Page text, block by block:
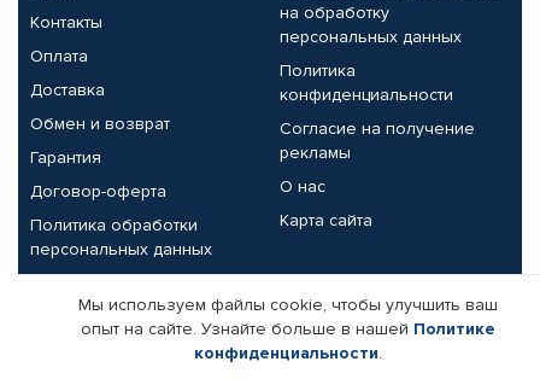
Контакты
Оплата
Доставка
Обмен и возврат
Гарантия
Договор-оферта
Политика обработки
персональных данных
на обработку
персональных данных
Политика
конфиденциальности
Согласие на получение
рекламы
О нас
Карта сайта
Партнерам
Корпоративным клиентам
Реквизиты компании
Мы используем файлы cookie, чтобы улучшить ваш
опыт на сайте. Узнайте больше в нашей Политике
конфиденциальности.